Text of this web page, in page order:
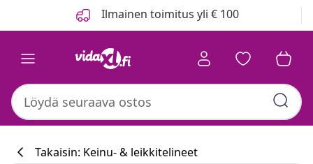
Ilmainen toimitus yli € 100
Takaisin: Keinu- & leikkitelineet